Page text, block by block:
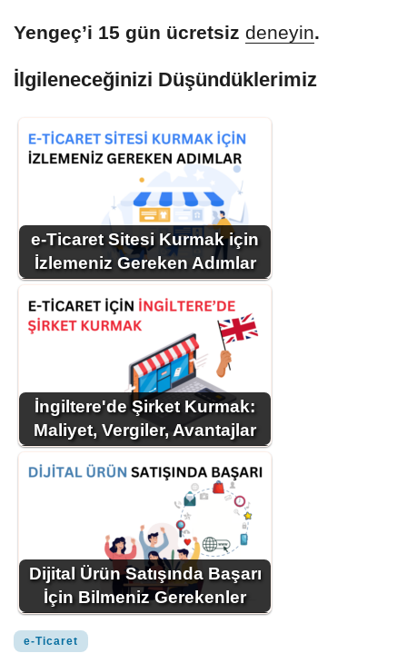
Yengeç’i 15 gün ücretsiz deneyin.
İlgileneceğinizi Düşündüklerimiz
e-Ticaret Sitesi Kurmak için
İzlemeniz Gereken Adımlar
İngiltere'de Şirket Kurmak:
Maliyet, Vergiler, Avantajlar
Dijital Ürün Satışında Başarı
İçin Bilmeniz Gerekenler
e-Ticaret